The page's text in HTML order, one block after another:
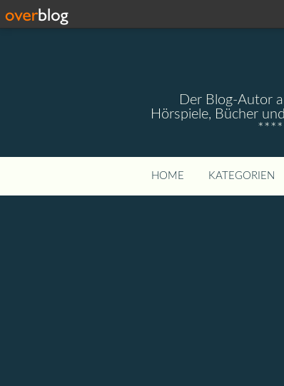
Der Blog-Autor
Hörspiele, Bücher
HOME KATEGORIEN